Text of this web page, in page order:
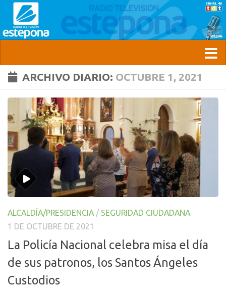
ARCHIVO DIARIO: OCTUBRE 1, 2021
ALCALDÍA/PRESIDENCIA / SEGURIDAD CIUDADANA
1 DE OCTUBRE DE 2021
La Policía Nacional celebra misa el día
de sus patronos, los Santos Ángeles
Custodios